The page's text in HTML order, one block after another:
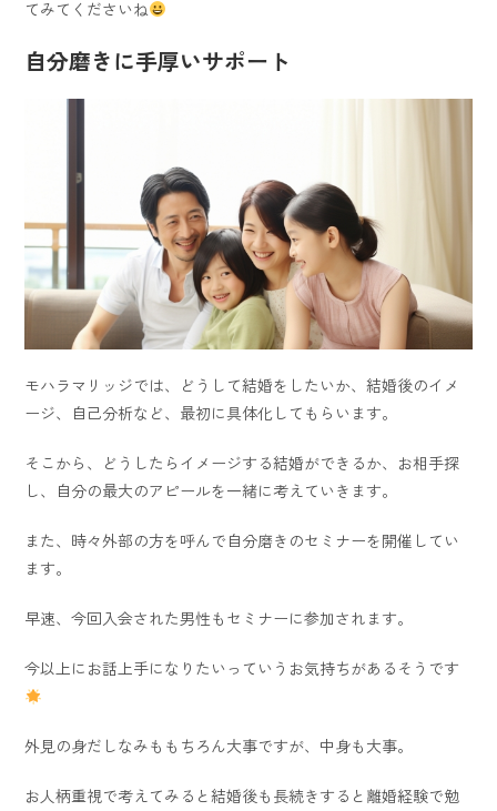
てみてくださいね
自分磨きに手厚いサポート
モハラマリッジでは、どうして結婚をしたいか、結婚後のイメ
ージ、自己分析など、最初に具体化してもらいます。
そこから、どうしたらイメージする結婚ができるか、お相手探
し、自分の最大のアピールを一緒に考えていきます。
また、時々外部の方を呼んで自分磨きのセミナーを開催してい
ます。
早速、今回入会された男性もセミナーに参加されます。
今以上にお話上手になりたいっていうお気持ちがあるそうです
外見の身だしなみももちろん大事ですが、中身も大事。
お人柄重視で考えてみると結婚後も長続きすると離婚経験で勉